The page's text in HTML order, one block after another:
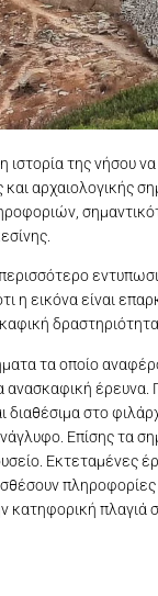
της νήσου
αρχαιολογικής
η εικόνα είναι
τα οποίο
ανασκαφική έρευνα.
στο
Επίσης τα
Εκτεταμένες
κατηφορική